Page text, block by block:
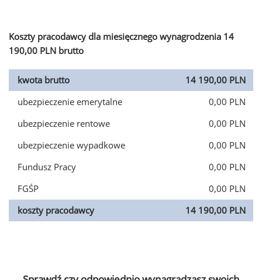
Koszty pracodawcy dla miesięcznego wynagrodzenia 14
190,00 PLN brutto
kwota brutto
14 190,00 PLN
ubezpieczenie emerytalne
0,00 PLN
ubezpieczenie rentowe
0,00 PLN
ubezpieczenie wypadkowe
0,00 PLN
Fundusz Pracy
0,00 PLN
FGŚP
0,00 PLN
koszty pracodawcy
14 190,00 PLN